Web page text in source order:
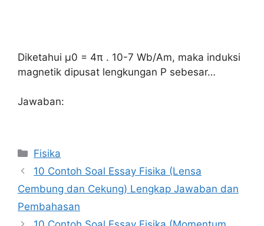
Diketahui µ0 = 4π . 10-7 Wb/Am, maka induksi
magnetik dipusat lengkungan P sebesar…
Jawaban:
Kategori
Fisika
10 Contoh Soal Essay Fisika (Lensa
Cembung dan Cekung) Lengkap Jawaban dan
Pembahasan